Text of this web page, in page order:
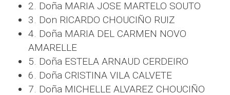
2. Doña MARIA JOSE MARTELO SOUTO
3. Don RICARDO CHOUCIÑO RUIZ
4. Doña MARIA DEL CARMEN NOVO
AMARELLE
5. Doña ESTELA ARNAUD CERDEIRO
6. Doña CRISTINA VILA CALVETE
7. Doña MICHELLE ALVAREZ CHOUCIÑO